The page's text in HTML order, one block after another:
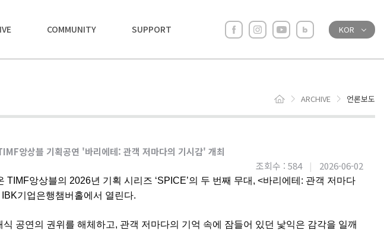
COMMUNITY SUPPORT KOR
ARCHIVE 언론보도
앙상블 기획공연 '바리에테: 관객 저마다의 기시감' 개최
조회수 : 584 | 2026-06-02
앙상블의 2026년 기획 시리즈 ‘SPICE’의 두 번째 무대, <바리에테: 관객 저마다
기업은행챔버홀에서 열린다.
공연의 권위를 해체하고, 관객 저마다의 기억 속에 잠들어 있던 낯익은 감각을 일깨